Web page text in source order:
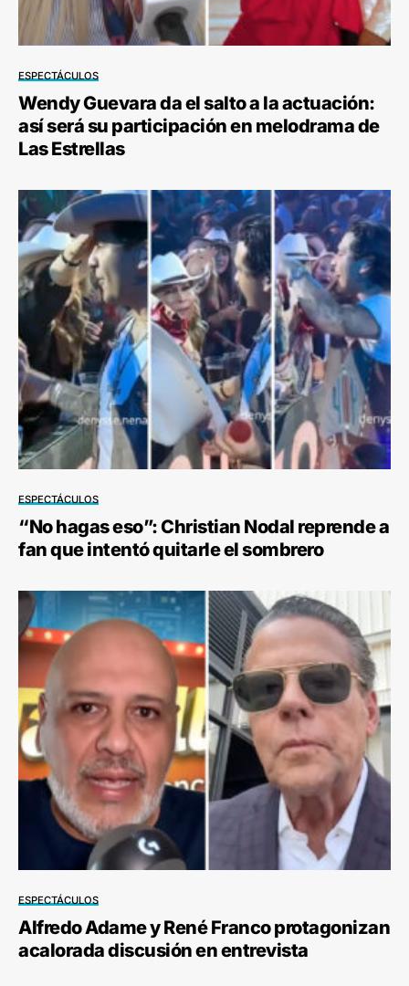
ESPECTÁCULOS
Wendy Guevara da el salto a la actuación:
así será su participación en melodrama de
Las Estrellas
ESPECTÁCULOS
“No hagas eso”: Christian Nodal reprende a
fan que intentó quitarle el sombrero
ESPECTÁCULOS
Alfredo Adame y René Franco protagonizan
acalorada discusión en entrevista